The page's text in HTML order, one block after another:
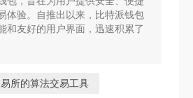
体验。自推出以来，比特派钱包
和友好的用户界面，迅速积累了
所的算法交易工具